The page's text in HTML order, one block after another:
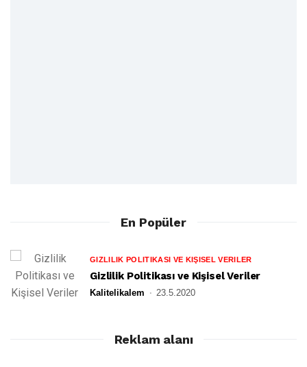
En Popüler
GIZLILIK POLITIKASI VE KIŞISEL VERILER
Gizlilik Politikası ve Kişisel Veriler
Kalitelikalem 23.5.2020
Reklam alanı